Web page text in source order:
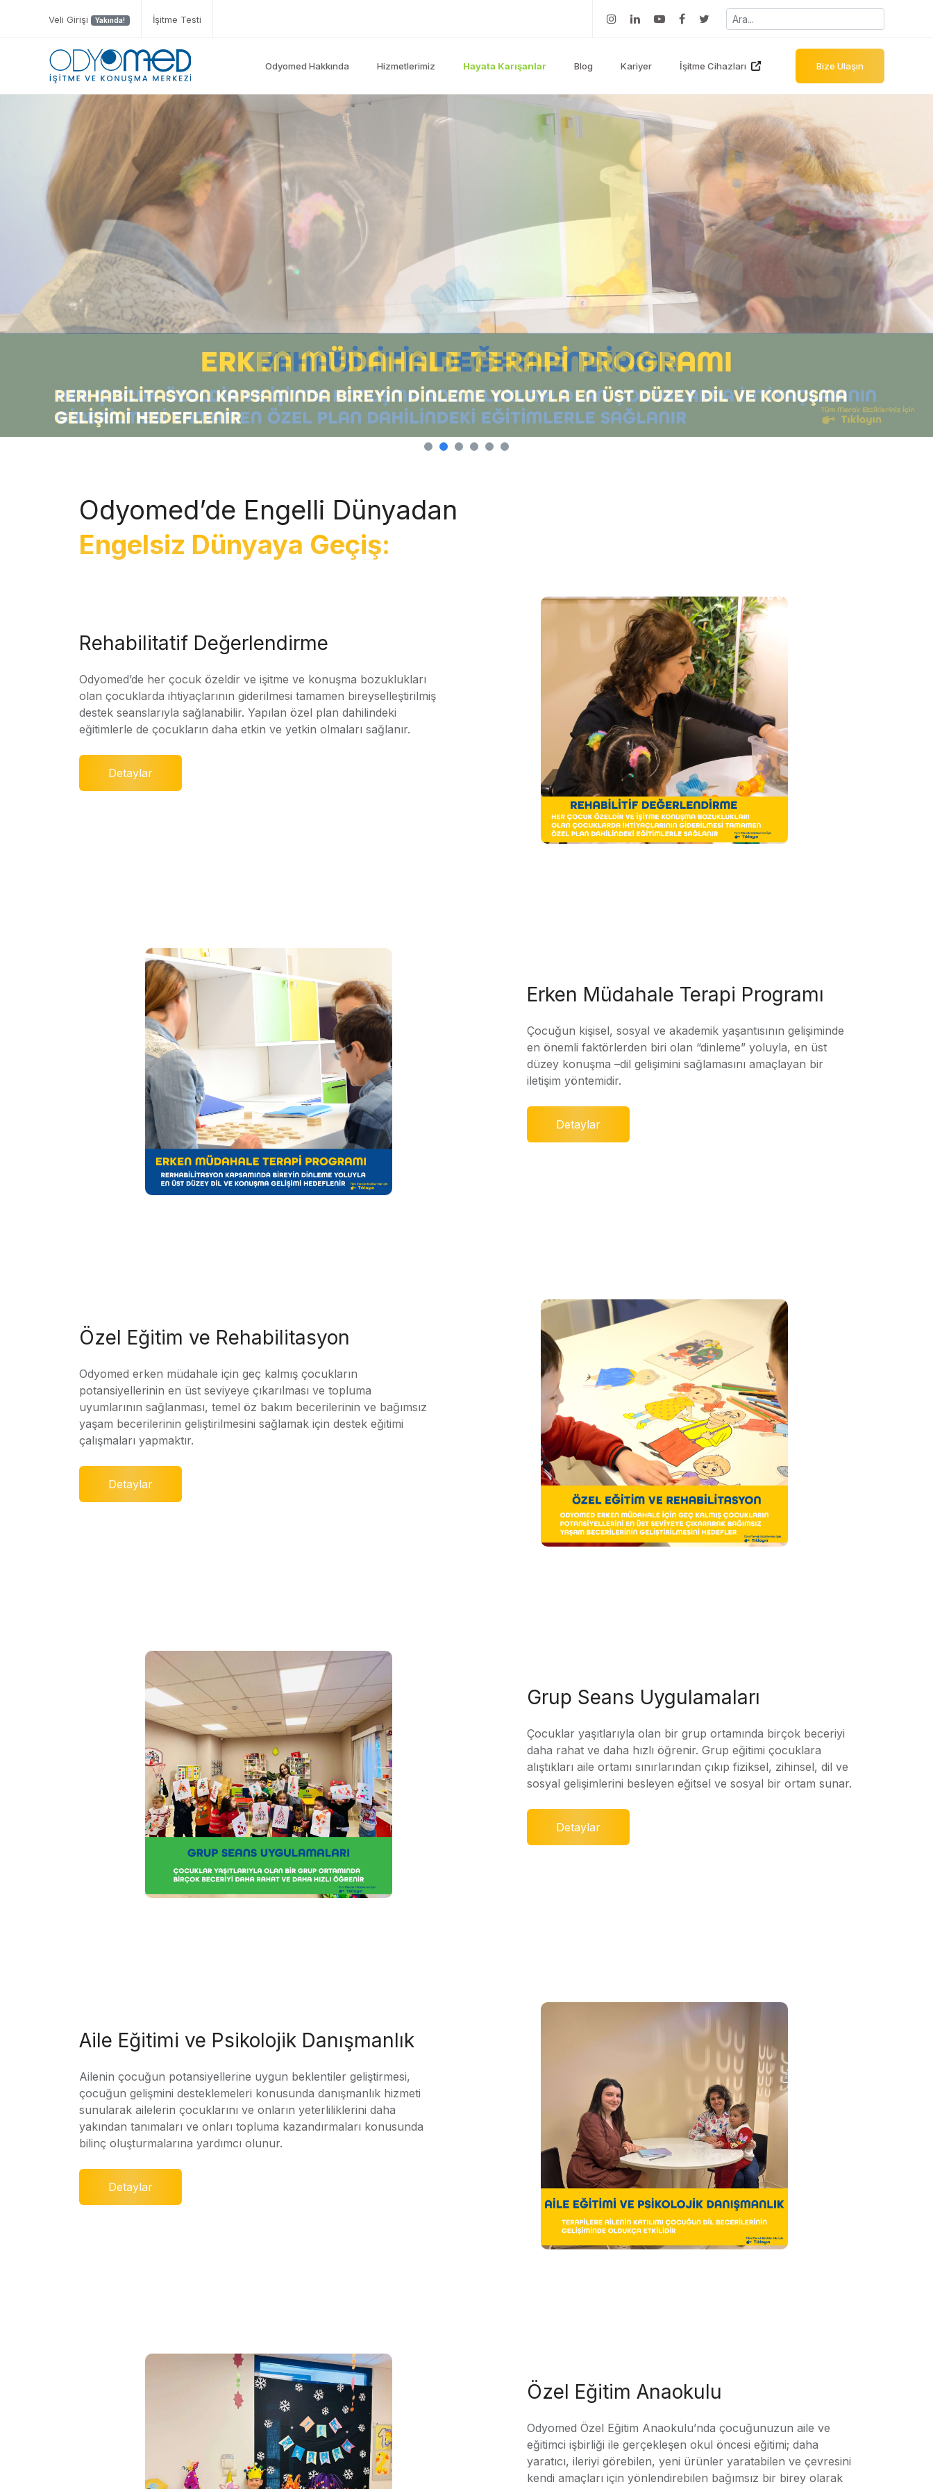
Veli Girişi Yakında! İşitme Testi
Odyomed Hakkında Hizmetlerimiz Hayata Karışanlar Blog Kariyer İşitme Cihazları Bize Ulaşın
Odyomed’de Engelli Dünyadan
Engelsiz Dünyaya Geçiş:
Rehabilitatif Değerlendirme
Odyomed’de her çocuk özeldir ve işitme ve konuşma bozuklukları
olan çocuklarda ihtiyaçlarının giderilmesi tamamen bireyselleştirilmiş
destek seanslarıyla sağlanabilir. Yapılan özel plan dahilindeki
eğitimlerle de çocukların daha etkin ve yetkin olmaları sağlanır.
Detaylar
Erken Müdahale Terapi Programı
Çocuğun kişisel, sosyal ve akademik yaşantısının gelişiminde
en önemli faktörlerden biri olan “dinleme” yoluyla, en üst
düzey konuşma –dil gelişimini sağlamasını amaçlayan bir
iletişim yöntemidir.
Detaylar
Özel Eğitim ve Rehabilitasyon
Odyomed erken müdahale için geç kalmış çocukların
potansiyellerinin en üst seviyeye çıkarılması ve topluma
uyumlarının sağlanması, temel öz bakım becerilerinin ve bağımsız
yaşam becerilerinin geliştirilmesini sağlamak için destek eğitimi
çalışmaları yapmaktır.
Detaylar
Grup Seans Uygulamaları
Çocuklar yaşıtlarıyla olan bir grup ortamında birçok beceriyi
daha rahat ve daha hızlı öğrenir. Grup eğitimi çocuklara
alıştıkları aile ortamı sınırlarından çıkıp fiziksel, zihinsel, dil ve
sosyal gelişimlerini besleyen eğitsel ve sosyal bir ortam sunar.
Detaylar
Aile Eğitimi ve Psikolojik Danışmanlık
Ailenin çocuğun potansiyellerine uygun beklentiler geliştirmesi,
çocuğun gelişmini desteklemeleri konusunda danışmanlık hizmeti
sunularak ailelerin çocuklarını ve onların yeterliliklerini daha
yakından tanımaları ve onları topluma kazandırmaları konusunda
bilinç oluşturmalarına yardımcı olunur.
Detaylar
Özel Eğitim Anaokulu
Odyomed Özel Eğitim Anaokulu’nda çocuğunuzun aile ve
eğitimci işbirliği ile gerçekleşen okul öncesi eğitimi; daha
yaratıcı, ileriyi görebilen, yeni ürünler yaratabilen ve çevresini
kendi amaçları için yönlendirebilen bağımsız bir birey olarak